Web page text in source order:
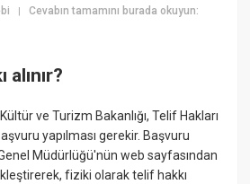
|Cevabın tamamını burada okuyun:
alınır?
ve Turizm Bakanlığı, Telif Hakları
yapılması gerekir. Başvuru
Müdürlüğü'nün web sayfasından
fiziki olarak telif hakkı